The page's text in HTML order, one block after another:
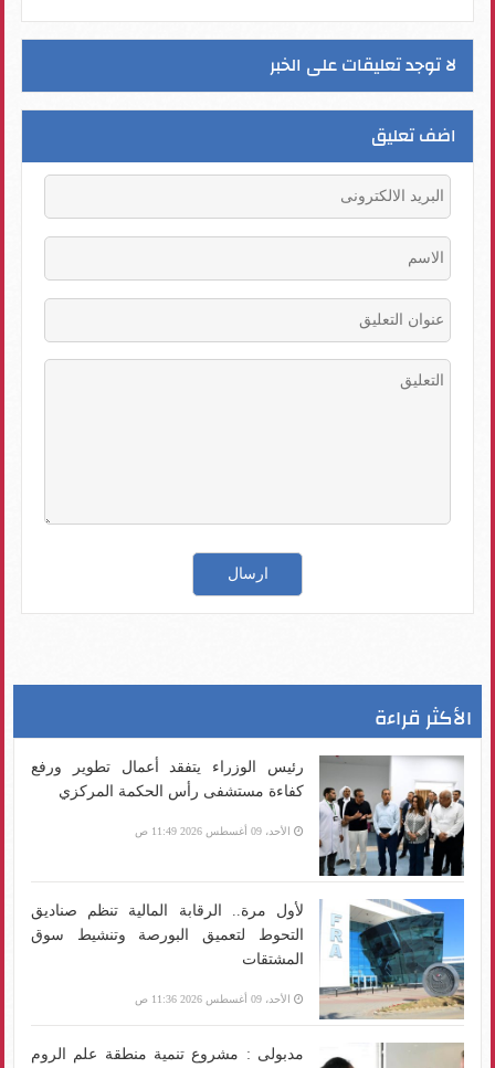
لا توجد تعليقات على الخبر
اضف تعليق
الأكثر قراءة
رئيس الوزراء يتفقد أعمال تطوير ورفع
كفاءة مستشفى رأس الحكمة المركزي
الأحد، 09 أغسطس 2026 11:49 ص
لأول مرة.. الرقابة المالية تنظم صناديق
التحوط لتعميق البورصة وتنشيط سوق
المشتقات
الأحد، 09 أغسطس 2026 11:36 ص
مدبولى : مشروع تنمية منطقة علم الروم